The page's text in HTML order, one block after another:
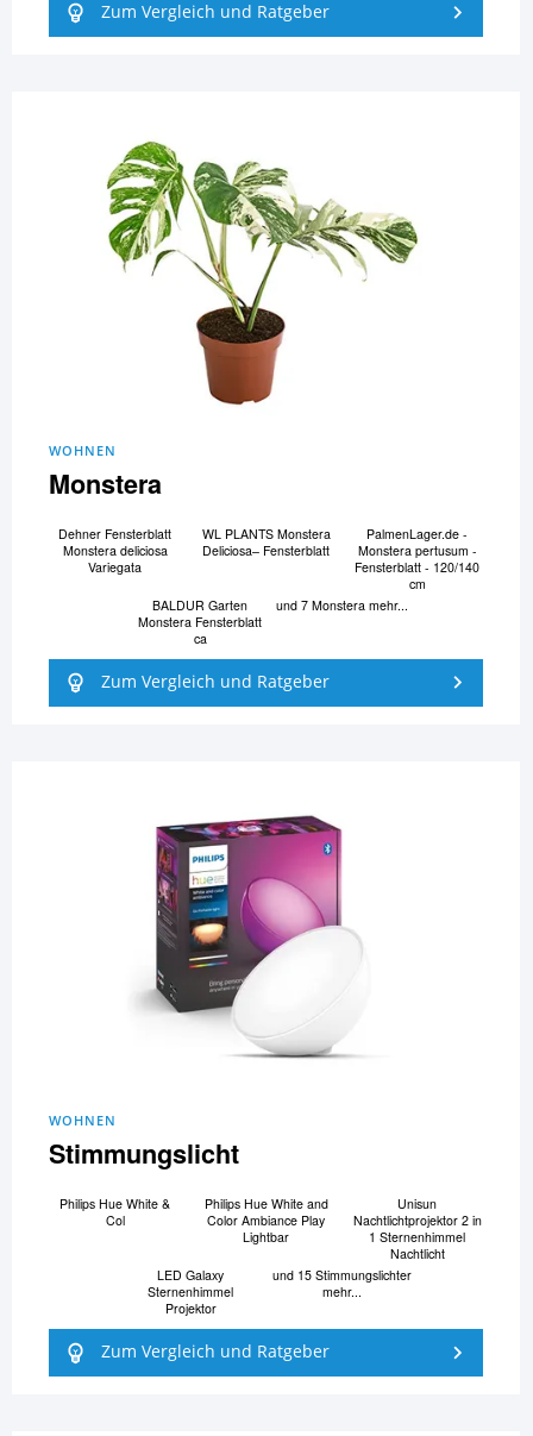
Zum Vergleich und Ratgeber
WOHNEN
Monstera
Dehner Fensterblatt
Monstera deliciosa
Variegata
WL PLANTS Monstera
Deliciosa– Fensterblatt
PalmenLager.de -
Monstera pertusum -
Fensterblatt - 120/140
cm
BALDUR Garten
Monstera Fensterblatt
ca
und 7 Monstera mehr...
Zum Vergleich und Ratgeber
WOHNEN
Stimmungslicht
Philips Hue White &
Col
Philips Hue White and
Color Ambiance Play
Lightbar
Unisun
Nachtlichtprojektor 2 in
1 Sternenhimmel
Nachtlicht
LED Galaxy
Sternenhimmel
Projektor
und 15 Stimmungslichter
mehr...
Zum Vergleich und Ratgeber